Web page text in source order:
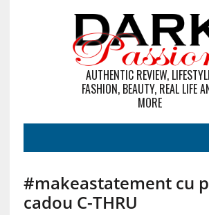
AUTHENTIC REVIEW,
FASHION, BEAUTY, REAL LIFE
MORE
#makeastatement cu
cadou C-THRU